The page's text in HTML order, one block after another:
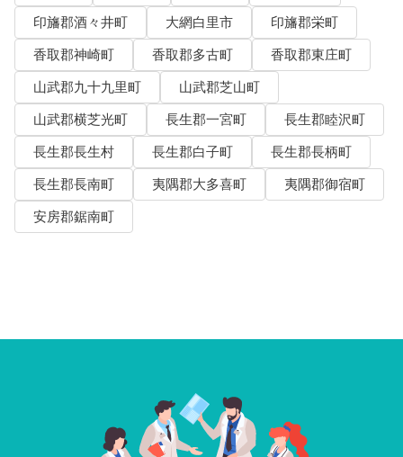
印旛郡酒々井町
大網白里市
印旛郡栄町
香取郡神崎町
香取郡多古町
香取郡東庄町
山武郡九十九里町
山武郡芝山町
山武郡横芝光町
長生郡一宮町
長生郡睦沢町
長生郡長生村
長生郡白子町
長生郡長柄町
長生郡長南町
夷隅郡大多喜町
夷隅郡御宿町
安房郡鋸南町